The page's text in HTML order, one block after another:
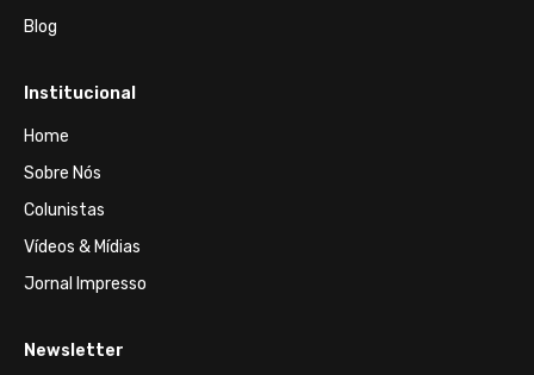
Blog
Institucional
Home
Sobre Nós
Colunistas
Vídeos & Mídias
Jornal Impresso
Newsletter